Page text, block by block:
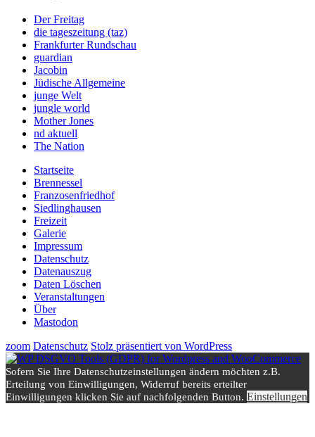
Der Freitag
die tageszeitung (taz)
Frankfurter Rundschau
guardian
Jacobin
Jüdische Allgemeine
junge Welt
jungle world
Mother Jones
nd aktuell
The Nation
Startseite
Brennessel
Franzosenfriedhof
Siedlinghausen
Freizeit
Galerie
Impressum
Datenschutz
Datenauszug
Daten Löschen
Veranstaltungen
Über
Mastodon
zoom Datenschutz Stolz präsentiert von WordPress
Sofern Sie Ihre Datenschutzeinstellungen ändern möchten z.B.
Erteilung von Einwilligungen, Widerruf bereits erteilter
Einwilligungen klicken Sie auf nachfolgenden Button. Einstellungen